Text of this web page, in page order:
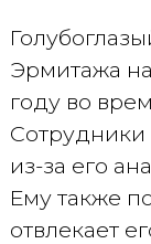
Эрмитажа
году во
из-за его
Ему также
отвлекает